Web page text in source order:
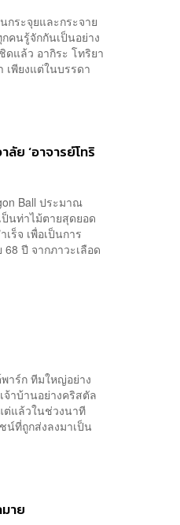
กระจุยและกระจาย
คนรู้จักกันเป็นอย่าง
แล้ว อากิระ โทริยา
เพียงแต่ในบรรดา
ย ‘อาจารย์โทริ
Ball ประมาณ
นท่าไม้ตายสุดยอด
ร็จ เพื่อเป็นการ
ปี จากภาวะเลือด
าร์ก ทีมใหญ่อย่าง
จ้าบ้านอย่างคริสตัล
ต่แล้วในช่วงนาที
น์ที่ถูกส่งลงมาเป็น
าย